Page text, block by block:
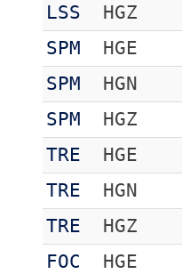
LSS
HGZ
SPM
HGE
SPM
HGN
SPM
HGZ
TRE
HGE
TRE
HGN
TRE
HGZ
FOC
HGE